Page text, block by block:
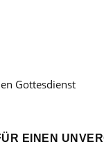
EINEN